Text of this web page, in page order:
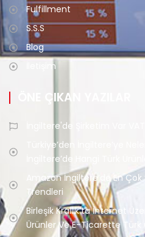
Fulfillment
S.S.S
Blog
İletişim
ÖNE ÇIKAN YAZILAR
İngiltere'de Şirketim Var VAT
Türkiye’den İngiltere’ye
İngiltere’de Hangi Türk
Amazon İngiltere’de En
Trendleri
Birleşik Krallık’ta İnternet
Ürünler Ve E-Ticarette Türk